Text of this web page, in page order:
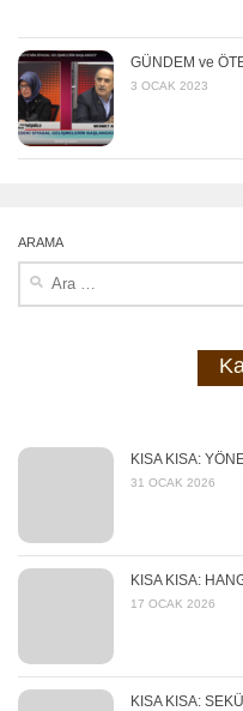
GÜNDEM ve
3 OCAK 2023
ARAMA
KISA KISA:
31 OCAK 2026
KISA KISA:
17 OCAK 2026
KISA KISA: